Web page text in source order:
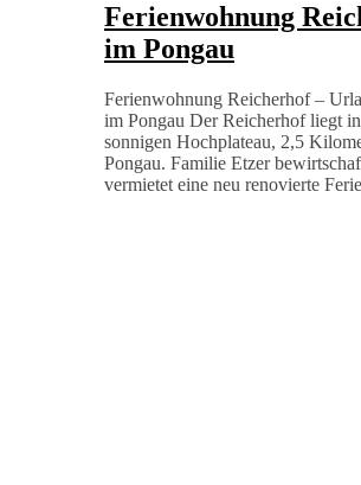
Ferienwohnung
im Pongau
Ferienwohnung Reicherhof –
im Pongau Der Reicherhof liegt
sonnigen Hochplateau, 2,5
Pongau. Familie Etzer
vermietet eine neu renovierte